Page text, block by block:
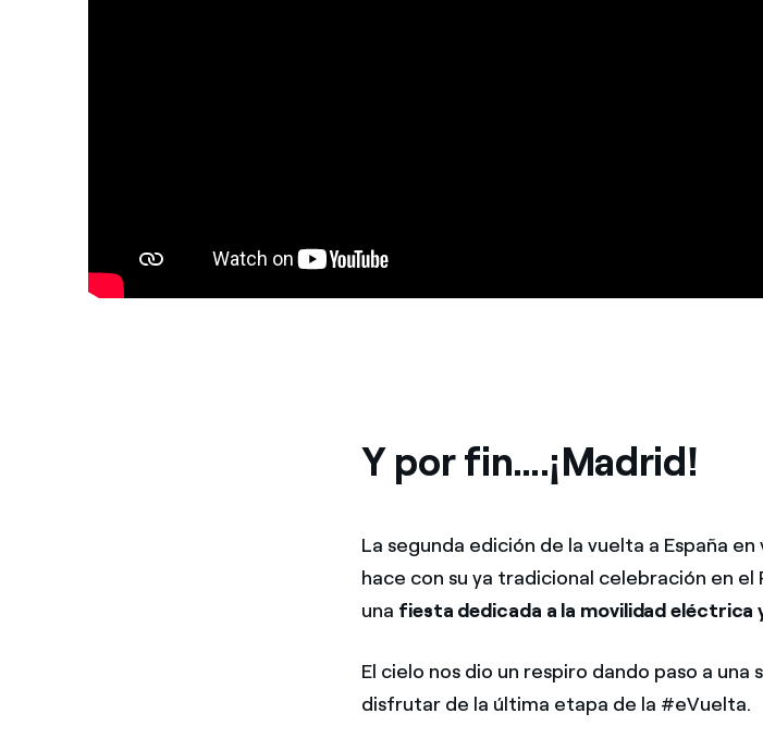
Y por fin….¡Madrid!
La segunda edición de la vuelta a España
hace con su ya tradicional celebración en
una fiesta dedicada a la movilidad eléctrica
El cielo nos dio un respiro dando paso a
disfrutar de la última etapa de la #eVuelta.